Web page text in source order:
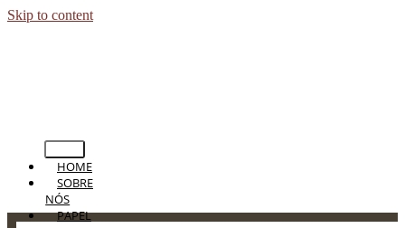
Skip to content
HOME
SOBRE
NÓS
PAPEL